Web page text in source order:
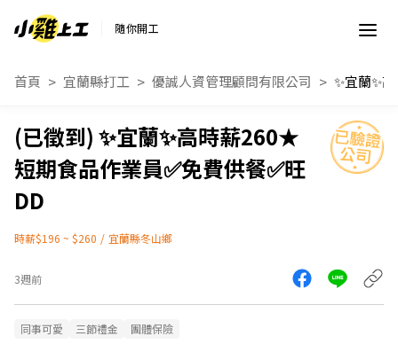
隨你開工
首頁 宜蘭縣打工 優誠人資管理顧問有限公司
✨宜蘭✨高時薪260★
短期食品作業員✅免費供餐✅旺
DD
時薪$196 ~ $260 / 宜蘭縣冬山鄉
3週前
同事可愛 三節禮金 團體保險